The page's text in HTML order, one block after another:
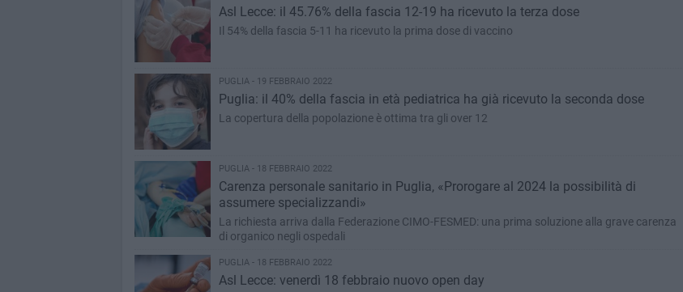
Asl Lecce: il 45.76% della fascia 12-19 ha ricevuto la terza dose
Il 54% della fascia 5-11 ha ricevuto la prima dose di vaccino
PUGLIA - 19 FEBBRAIO 2022
Puglia: il 40% della fascia in età pediatrica ha già ricevuto la seconda dose
La copertura della popolazione è ottima tra gli over 12
PUGLIA - 18 FEBBRAIO 2022
Carenza personale sanitario in Puglia, «Prorogare al 2024 la possibilità di
assumere specializzandi»
La richiesta arriva dalla Federazione CIMO-FESMED: una prima soluzione alla grave carenza
di organico negli ospedali
PUGLIA - 18 FEBBRAIO 2022
Asl Lecce: venerdì 18 febbraio nuovo open day